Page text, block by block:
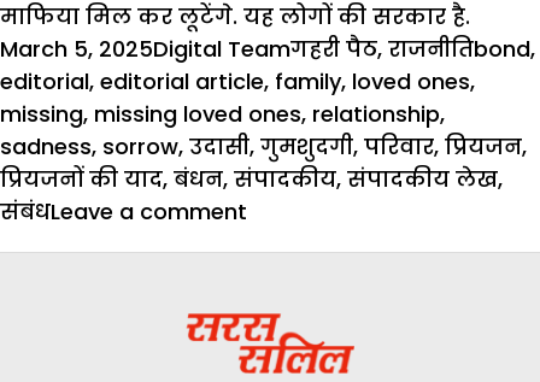
माफिया मिल कर लूटेंगे. यह लोगों की सरकार है.
Posted
on
March 5, 2025Author
Digital TeamCategories
गहरी पैठ, राजनीतिTags
bond,
editorial, editorial article, family, loved ones,
missing, missing loved ones, relationship,
sadness, sorrow, उदासी, गुमशुदगी, परिवार, प्रियजन,
प्रियजनों की याद, बंधन, संपादकीय, संपादकीय लेख,
संबंधLeave a comment
गहरी
पैठ
–